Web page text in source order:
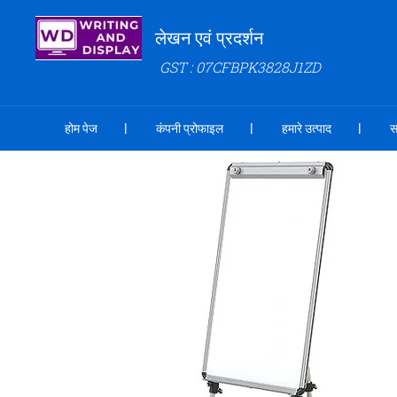
लेखन एवं प्रदर्शन
GST : 07CFBPK3828J1ZD
होम पेज कंपनी प्रोफाइल हमारे उत्पाद